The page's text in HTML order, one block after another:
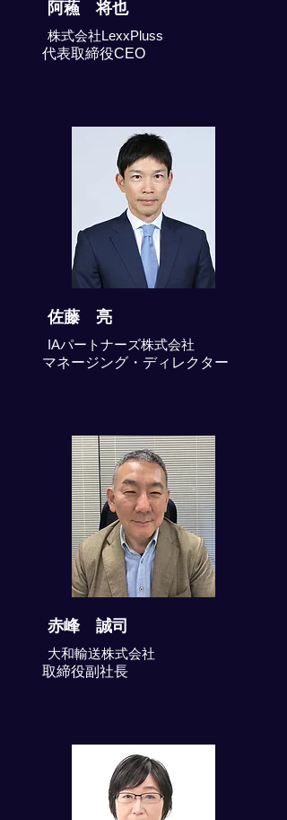
阿蘓 将也
株式会社LexxPluss
代表取締役CEO
佐藤 亮
IAパートナーズ株式会社
マネージング・ディレクター
赤峰 誠司
大和輸送株式会社
取締役副社長